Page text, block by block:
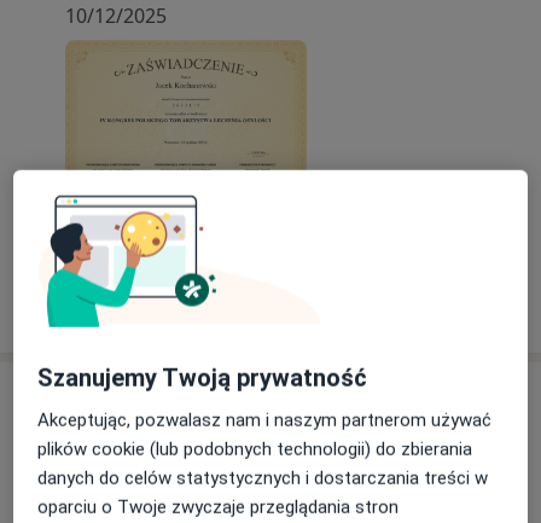
10/12/2025
Usługi i ceny
Konsultacja internistyczna
220 zł Szczegóły Umów wizytę
Szanujemy Twoją prywatność
Akceptując, pozwalasz nam i naszym partnerom używać
plików cookie (lub podobnych technologii) do zbierania
danych do celów statystycznych i dostarczania treści w
oparciu o Twoje zwyczaje przeglądania stron